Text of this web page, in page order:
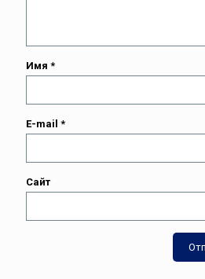
Имя *
E-mail *
Сайт